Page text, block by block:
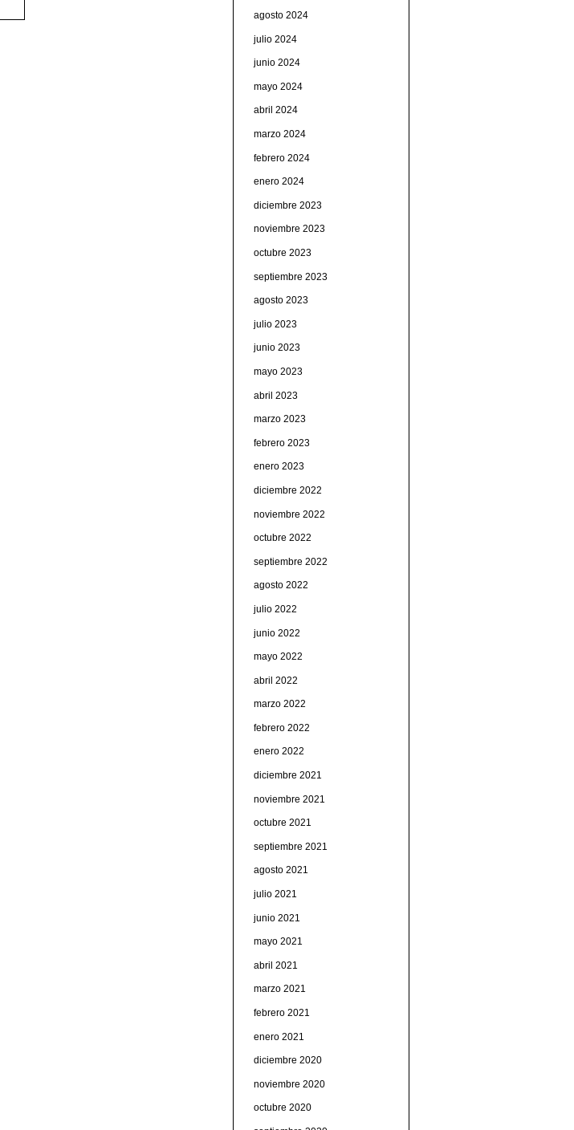
agosto 2024
julio 2024
junio 2024
mayo 2024
abril 2024
marzo 2024
febrero 2024
enero 2024
diciembre 2023
noviembre 2023
octubre 2023
septiembre 2023
agosto 2023
julio 2023
junio 2023
mayo 2023
abril 2023
marzo 2023
febrero 2023
enero 2023
diciembre 2022
noviembre 2022
octubre 2022
septiembre 2022
agosto 2022
julio 2022
junio 2022
mayo 2022
abril 2022
marzo 2022
febrero 2022
enero 2022
diciembre 2021
noviembre 2021
octubre 2021
septiembre 2021
agosto 2021
julio 2021
junio 2021
mayo 2021
abril 2021
marzo 2021
febrero 2021
enero 2021
diciembre 2020
noviembre 2020
octubre 2020